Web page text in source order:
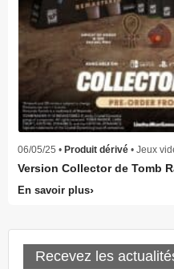
06/05/25 • Produit dérivé • Jeux
Version Collector de Tomb
En savoir plus
Recevez les